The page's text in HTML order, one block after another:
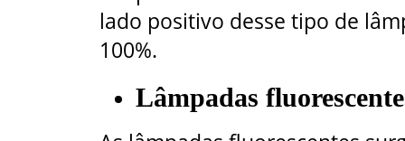
lado positivo desse tipo de
100%.
Lâmpadas